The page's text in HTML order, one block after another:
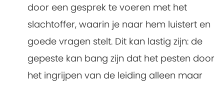
door een gesprek te voeren met het
slachtoffer, waarin je naar hem luistert en
goede vragen stelt. Dit kan lastig zijn: de
gepeste kan bang zijn dat het pesten door
het ingrijpen van de leiding alleen maar